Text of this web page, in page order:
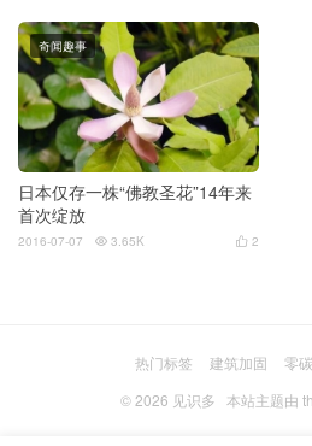
日本仅存一株“佛教圣花”14年来
首次绽放
奇闻趣事
 2
2016-07-07  3.65K
热门标签 建筑加固 零
© 2026 见识多 本站主题由